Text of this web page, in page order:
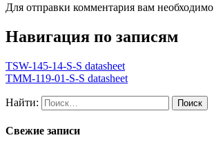
Для отправки комментария вам необходимо
Навигация по записям
TSW-145-14-S-S datasheet
TMM-119-01-S-S datasheet
Найти:
Свежие записи